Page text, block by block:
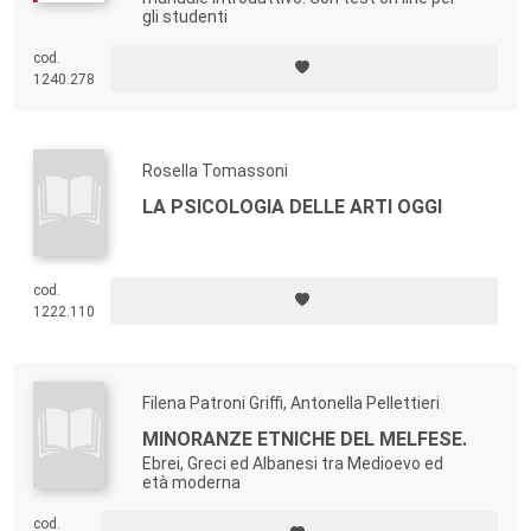
gli studenti
cod.
1240.278
Rosella Tomassoni
LA PSICOLOGIA DELLE ARTI OGGI
cod.
1222.110
Filena Patroni Griffi, Antonella Pellettieri
MINORANZE ETNICHE DEL MELFESE.
Ebrei, Greci ed Albanesi tra Medioevo ed
età moderna
cod.